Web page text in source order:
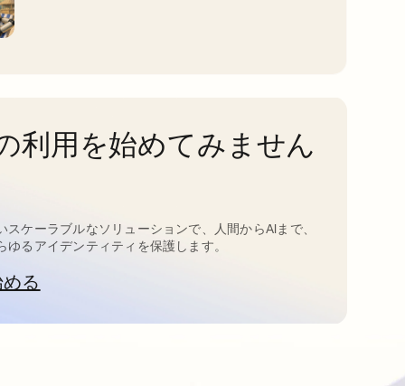
利用を始めてみません
スケーラブルなソリューションで、人間からAIまで、
ゆるアイデンティティを保護します。
る
いタブで開く